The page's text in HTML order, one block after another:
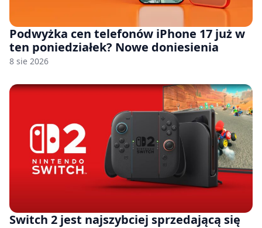
Podwyżka cen telefonów iPhone 17 już w
ten poniedziałek? Nowe doniesienia
8 sie 2026
Switch 2 jest najszybciej sprzedającą się